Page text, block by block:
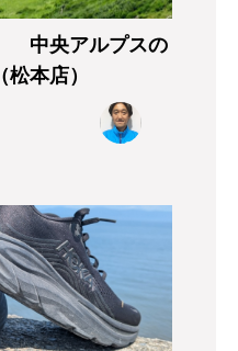
中央アルプスの
本店）